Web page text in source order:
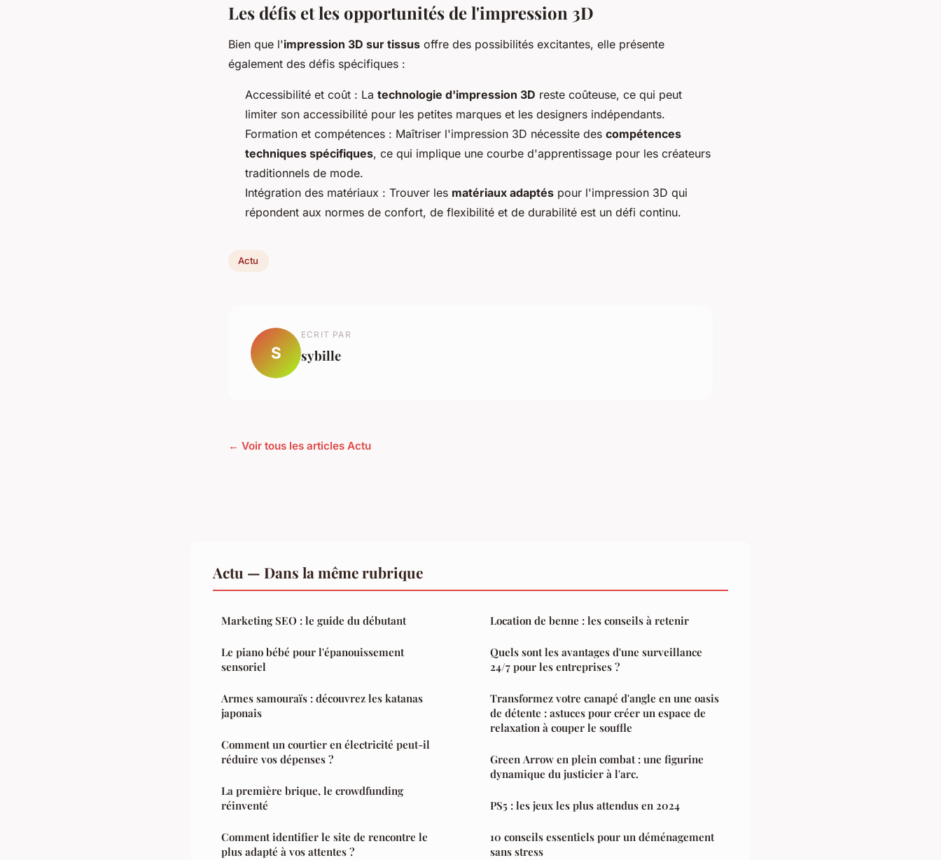
Les défis et les opportunités de l'impression 3D
Bien que l'impression 3D sur tissus offre des possibilités excitantes, elle présente
également des défis spécifiques :
Accessibilité et coût : La technologie d'impression 3D reste coûteuse, ce qui peut
limiter son accessibilité pour les petites marques et les designers indépendants.
Formation et compétences : Maîtriser l'impression 3D nécessite des compétences
techniques spécifiques, ce qui implique une courbe d'apprentissage pour les créateurs
traditionnels de mode.
Intégration des matériaux : Trouver les matériaux adaptés pour l'impression 3D qui
répondent aux normes de confort, de flexibilité et de durabilité est un défi continu.
Actu
S
ECRIT PAR
sybille
← Voir tous les articles Actu
Actu — Dans la même rubrique
Marketing SEO : le guide du débutant
Le piano bébé pour l'épanouissement
sensoriel
Armes samouraïs : découvrez les katanas
japonais
Comment un courtier en électricité peut-il
réduire vos dépenses ?
La première brique, le crowdfunding
réinventé
Comment identifier le site de rencontre le
plus adapté à vos attentes ?
Location de benne : les conseils à retenir
Quels sont les avantages d'une surveillance
24/7 pour les entreprises ?
Transformez votre canapé d'angle en une oasis
de détente : astuces pour créer un espace de
relaxation à couper le souffle
Green Arrow en plein combat : une figurine
dynamique du justicier à l'arc.
PS5 : les jeux les plus attendus en 2024
10 conseils essentiels pour un déménagement
sans stress